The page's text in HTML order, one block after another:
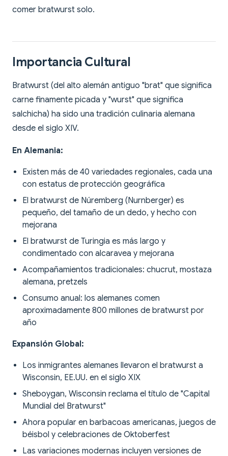
comer bratwurst solo.
Importancia Cultural
Bratwurst (del alto alemán antiguo "brat" que significa
carne finamente picada y "wurst" que significa
salchicha) ha sido una tradición culinaria alemana
desde el siglo XIV.
En Alemania:
Existen más de 40 variedades regionales, cada una
con estatus de protección geográfica
El bratwurst de Núremberg (Nurnberger) es
pequeño, del tamaño de un dedo, y hecho con
mejorana
El bratwurst de Turingia es más largo y
condimentado con alcaravea y mejorana
Acompañamientos tradicionales: chucrut, mostaza
alemana, pretzels
Consumo anual: los alemanes comen
aproximadamente 800 millones de bratwurst por
año
Expansión Global:
Los inmigrantes alemanes llevaron el bratwurst a
Wisconsin, EE.UU. en el siglo XIX
Sheboygan, Wisconsin reclama el título de "Capital
Mundial del Bratwurst"
Ahora popular en barbacoas americanas, juegos de
béisbol y celebraciones de Oktoberfest
Las variaciones modernas incluyen versiones de